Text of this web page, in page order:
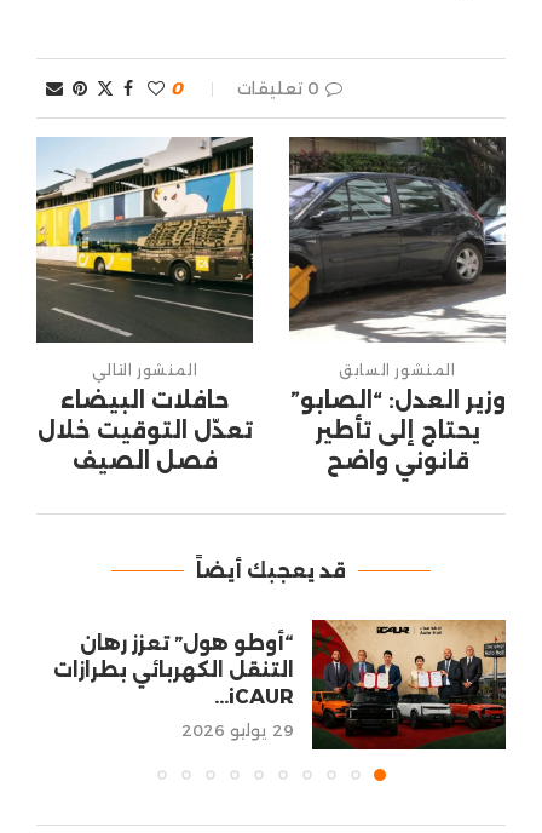
0 تعليقات 0
المنشور السابق
وزير العدل: “الصابو”
يحتاج إلى تأطير
قانوني واضح
المنشور التالي
حافلات البيضاء
تعدّل التوقيت خلال
فصل الصيف
قد يعجبك أيضاً
“أوطو هول” تعزز رهان
التنقل الكهربائي بطرازات
iCAUR...
29 يوليو 2026